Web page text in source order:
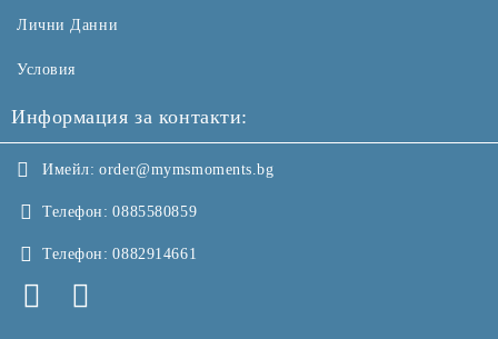
Лични Данни
Условия
Информация за контакти:
Имейл: order@mymsmoments.bg
Телефон: 0885580859
Телефон: 0882914661